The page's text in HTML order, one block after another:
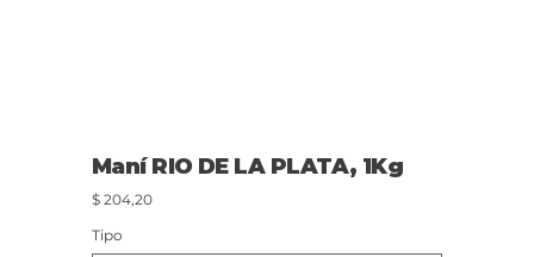
Maní RIO DE LA PLATA, 1Kg
Precio
$ 204,20
Tipo